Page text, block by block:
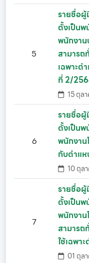
5
รายชื่อผู้
ตั้งเป็นพ
พนักงา
สามารถ
เฉพาะต
ที่ 2/
15 ตุล
6
รายชื่อผู้
ตั้งเป็นพ
พนักงาน
กับตำแ
10 ตุล
7
รายชื่อผู้
ตั้งเป็นพ
พนักงาน
สามารถ
ใช้เฉพา
01 ตุล